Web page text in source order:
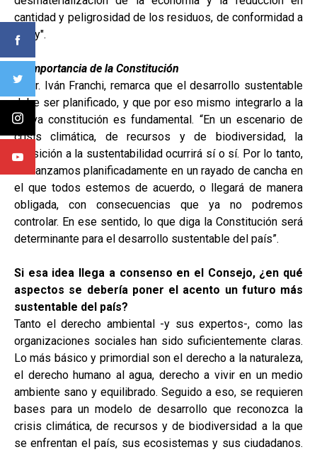
cantidad y peligrosidad de los residuos, de conformidad a
la ley".
La importancia de la Constitución
El Dr. Iván Franchi, remarca que el desarrollo sustentable
debe ser planificado, y que por eso mismo integrarlo a la
nueva constitución es fundamental. “En un escenario de
crisis climática, de recursos y de biodiversidad, la
transición a la sustentabilidad ocurrirá sí o sí. Por lo tanto,
o avanzamos planificadamente en un rayado de cancha en
el que todos estemos de acuerdo, o llegará de manera
obligada, con consecuencias que ya no podremos
controlar. En ese sentido, lo que diga la Constitución será
determinante para el desarrollo sustentable del país”.
Si esa idea llega a consenso en el Consejo, ¿en qué
aspectos se debería poner el acento un futuro más
sustentable del país?
Tanto el derecho ambiental -y sus expertos-, como las
organizaciones sociales han sido suficientemente claras.
Lo más básico y primordial son el derecho a la naturaleza,
el derecho humano al agua, derecho a vivir en un medio
ambiente sano y equilibrado. Seguido a eso, se requieren
bases para un modelo de desarrollo que reconozca la
crisis climática, de recursos y de biodiversidad a la que
se enfrentan el país, sus ecosistemas y sus ciudadanos.